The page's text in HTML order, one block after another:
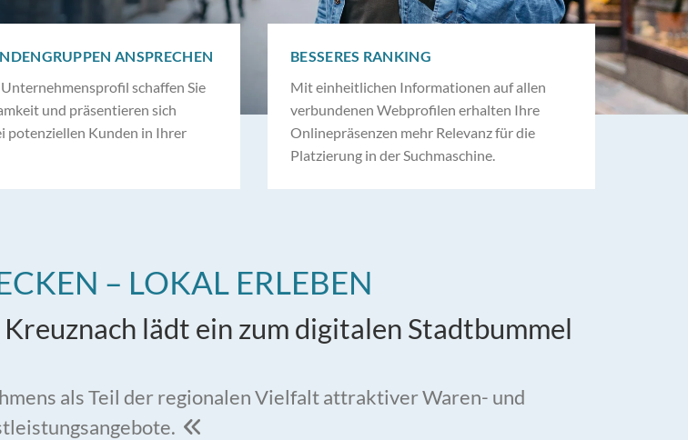
ANSPRECHEN
schaffen Sie
und präsentieren sich
potenziellen Kunden in Ihrer
BESSERES RANKING
Mit einheitlichen Informationen auf allen
verbundenen Webprofilen erhalten Ihre
Onlinepräsenzen mehr Relevanz für die
Platzierung in der Suchmaschine.
– LOKAL ERLEBEN
lädt ein zum digitalen Stadtbummel
als Teil der regionalen Vielfalt attraktiver Waren- und
